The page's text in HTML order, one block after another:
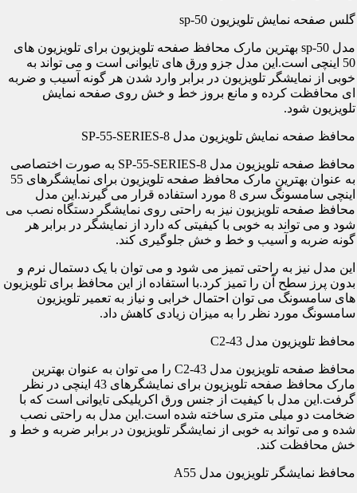
گلس صفحه نمایش تلویزیون sp-50
مدل sp-50 بهترین مارک محافظ صفحه تلویزیون برای تلویزیون های
50 اینچی است.این مدل جزو ورق های تایوانی است و می تواند به
خوبی از نمایشگر تلویزیون در برابر وارد شدن هر گونه آسیب و ضربه
ای محافظت کرده و مانع بروز خط و خش روی صفحه نمایش
تلویزیون شود.
محافظ صفحه نمایش تلویزیون مدل SP-55-SERIES-8
محافظ صفحه تلویزیون مدل SP-55-SERIES-8 به صورت اختصاصی
به عنوان بهترین مارک محافظ صفحه تلویزیون برای نمایشگرهای 55
اینچی سامسونگ سری 8 مورد استفاده قرار می گیرند.این مدل
محافظ صفحه تلویزیون نیز به راحتی روی نمایشگر دستگاه نصب می
شود و می تواند به خوبی با کیفیتی که دارد از نمایشگر در برابر هر
گونه ضربه و آسیب و خط و خش جلوگیری کند.
این مدل نیز به راحتی تمیز می شود و می توان با یک دستمال نرم و
بدون پرز سطح آن را تمیز کرد.با استفاده از این محافظ برای تلویزیون
های سامسونگ می توان احتمال خرابی و نیاز به تعمیر تلویزیون
سامسونگ مورد نظر را به میزان زیادی کاهش داد.
محافظ تلویزیون مدل C2-43
محافظ صفحه تلویزیون مدل C2-43 را می توان به عنوان بهترین
مارک محافظ صفحه تلویزیون برای نمایشگرهای 43 اینچی در نظر
گرفت.این مدل با کیفیت از جنس ورق اکریلیکی تایوانی است که با
ضخامت دو میلی متری ساخته شده است.این مدل به راحتی نصب
شده و می تواند به خوبی از نمایشگر تلویزیون در برابر ضربه و خط و
خش محافظت کند.
محافظ نمایشگر تلویزیون مدل A55